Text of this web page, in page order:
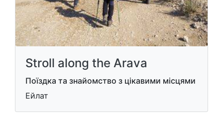
Stroll along the Arava
Поїздка та знайомство з цікавими місцями
Ейлат